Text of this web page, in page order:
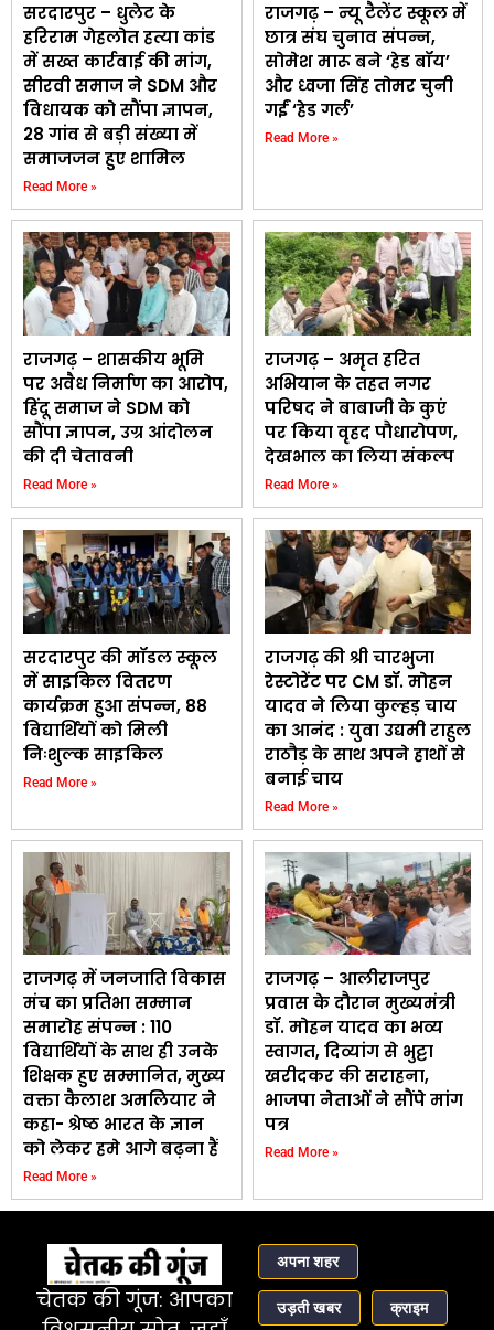
सरदारपुर – धुलेट के
हरिराम गेहलोत हत्या कांड
में सख्त कार्रवाई की मांग,
सीरवी समाज ने SDM और
विधायक को सौंपा ज्ञापन,
28 गांव से बड़ी संख्या में
समाजजन हुए शामिल
Read More »
राजगढ़ – न्यू टैलेंट स्कूल में
छात्र संघ चुनाव संपन्न,
सोमेश मारू बने ‘हेड बॉय’
और ध्वजा सिंह तोमर चुनी
गईं ‘हेड गर्ल’
Read More »
राजगढ़ – शासकीय भूमि
पर अवैध निर्माण का आरोप,
हिंदू समाज ने SDM को
सौंपा ज्ञापन, उग्र आंदोलन
की दी चेतावनी
Read More »
राजगढ़ – अमृत हरित
अभियान के तहत नगर
परिषद ने बाबाजी के कुएं
पर किया वृहद पौधारोपण,
देखभाल का लिया संकल्प
Read More »
सरदारपुर की मॉडल स्कूल
में साइकिल वितरण
कार्यक्रम हुआ संपन्न, 88
विद्यार्थियों को मिली
निःशुल्क साइकिल
Read More »
राजगढ़ की श्री चारभुजा
रेस्टोरेंट पर CM डॉ. मोहन
यादव ने लिया कुल्हड़ चाय
का आनंद : युवा उद्यमी राहुल
राठौड़ के साथ अपने हाथों से
बनाई चाय
Read More »
राजगढ़ में जनजाति विकास
मंच का प्रतिभा सम्मान
समारोह संपन्न : 110
विद्यार्थियों के साथ ही उनके
शिक्षक हुए सम्मानित, मुख्य
वक्ता कैलाश अमलियार ने
कहा- श्रेष्ठ भारत के ज्ञान
को लेकर हमे आगे बढ़ना हैं
Read More »
राजगढ़ – आलीराजपुर
प्रवास के दौरान मुख्यमंत्री
डॉ. मोहन यादव का भव्य
स्वागत, दिव्यांग से भुट्टा
खरीदकर की सराहना,
भाजपा नेताओं ने सौंपे मांग
पत्र
Read More »
चेतक की गूंज: आपका
अपना शहर
उड़ती खबर क्राइम